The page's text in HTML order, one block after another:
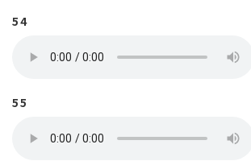
54
55